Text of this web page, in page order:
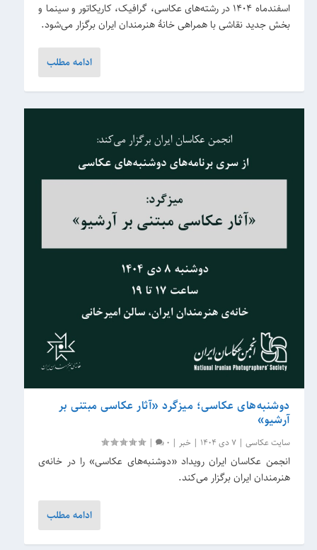
اسفندماه ۱۴۰۴ در رشته‌های عکاسی، گرافیک، کاریکاتور و سینما و
بخش جدید نقاشی با همراهی خانۀ هنرمندان ایران برگزار می‌شود.
ادامه مطلب
دوشنبه‌های عکاسی؛ میزگرد «آثار عکاسی مبتنی بر
آرشیو»
سایت عکاسی |7 دی 1404 | خبر |
0
|
انجمن عکاسان ایران رویداد «دوشنبه‌های عکاسی» را در خانه‌ی
هنرمندان ایران برگزار می‌کند.
ادامه مطلب